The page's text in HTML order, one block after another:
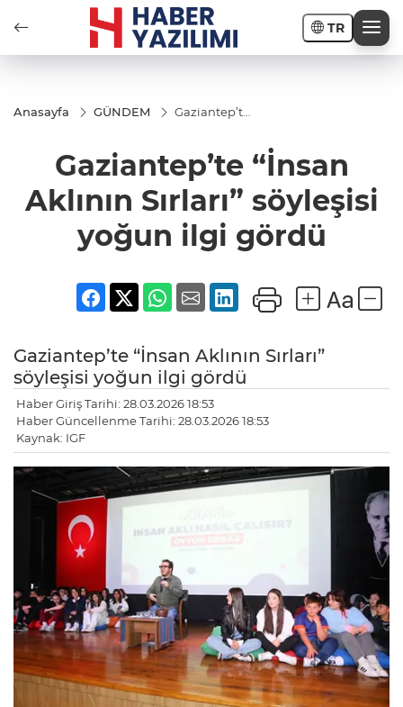
TR
Anasayfa GÜNDEM
Gaziantep’te
Sırları”
söyleşisi
yoğun ilgi
gördü
Gaziantep’te “İnsan
Aklının Sırları” söyleşisi
yoğun ilgi gördü
Gaziantep’te “İnsan Aklının Sırları”
söyleşisi yoğun ilgi gördü
Haber Giriş Tarihi: 28.03.2026 18:53
Haber Güncellenme Tarihi: 28.03.2026 18:53
Kaynak: IGF